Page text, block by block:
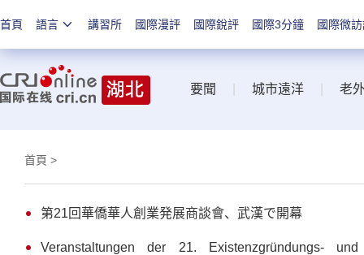
首頁 語言 講習所 國際漫評 國際銳評 國際3分鐘 國際微
要聞 城市遠洋 老
首頁 >
第21回華僑華人創業発展商談會、武漢で開幕
Veranstaltungen der 21. Existenzgründungs- und